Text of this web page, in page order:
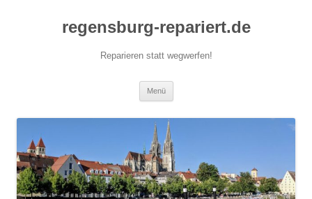
regensburg-repariert.de
Reparieren statt wegwerfen!
Menü